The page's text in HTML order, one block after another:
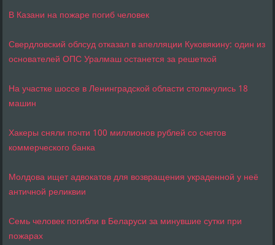
В Казани на пожаре погиб человек
Свердловский облсуд отказал в апелляции Куковякину: один из
основателей ОПС Уралмаш останется за решеткой
На участке шоссе в Ленинградской области столкнулись 18
машин
Хакеры сняли почти 100 миллионов рублей со счетов
коммерческого банка
Молдова ищет адвокатов для возвращения украденной у неё
античной реликвии
Семь человек погибли в Беларуси за минувшие сутки при
пожарах